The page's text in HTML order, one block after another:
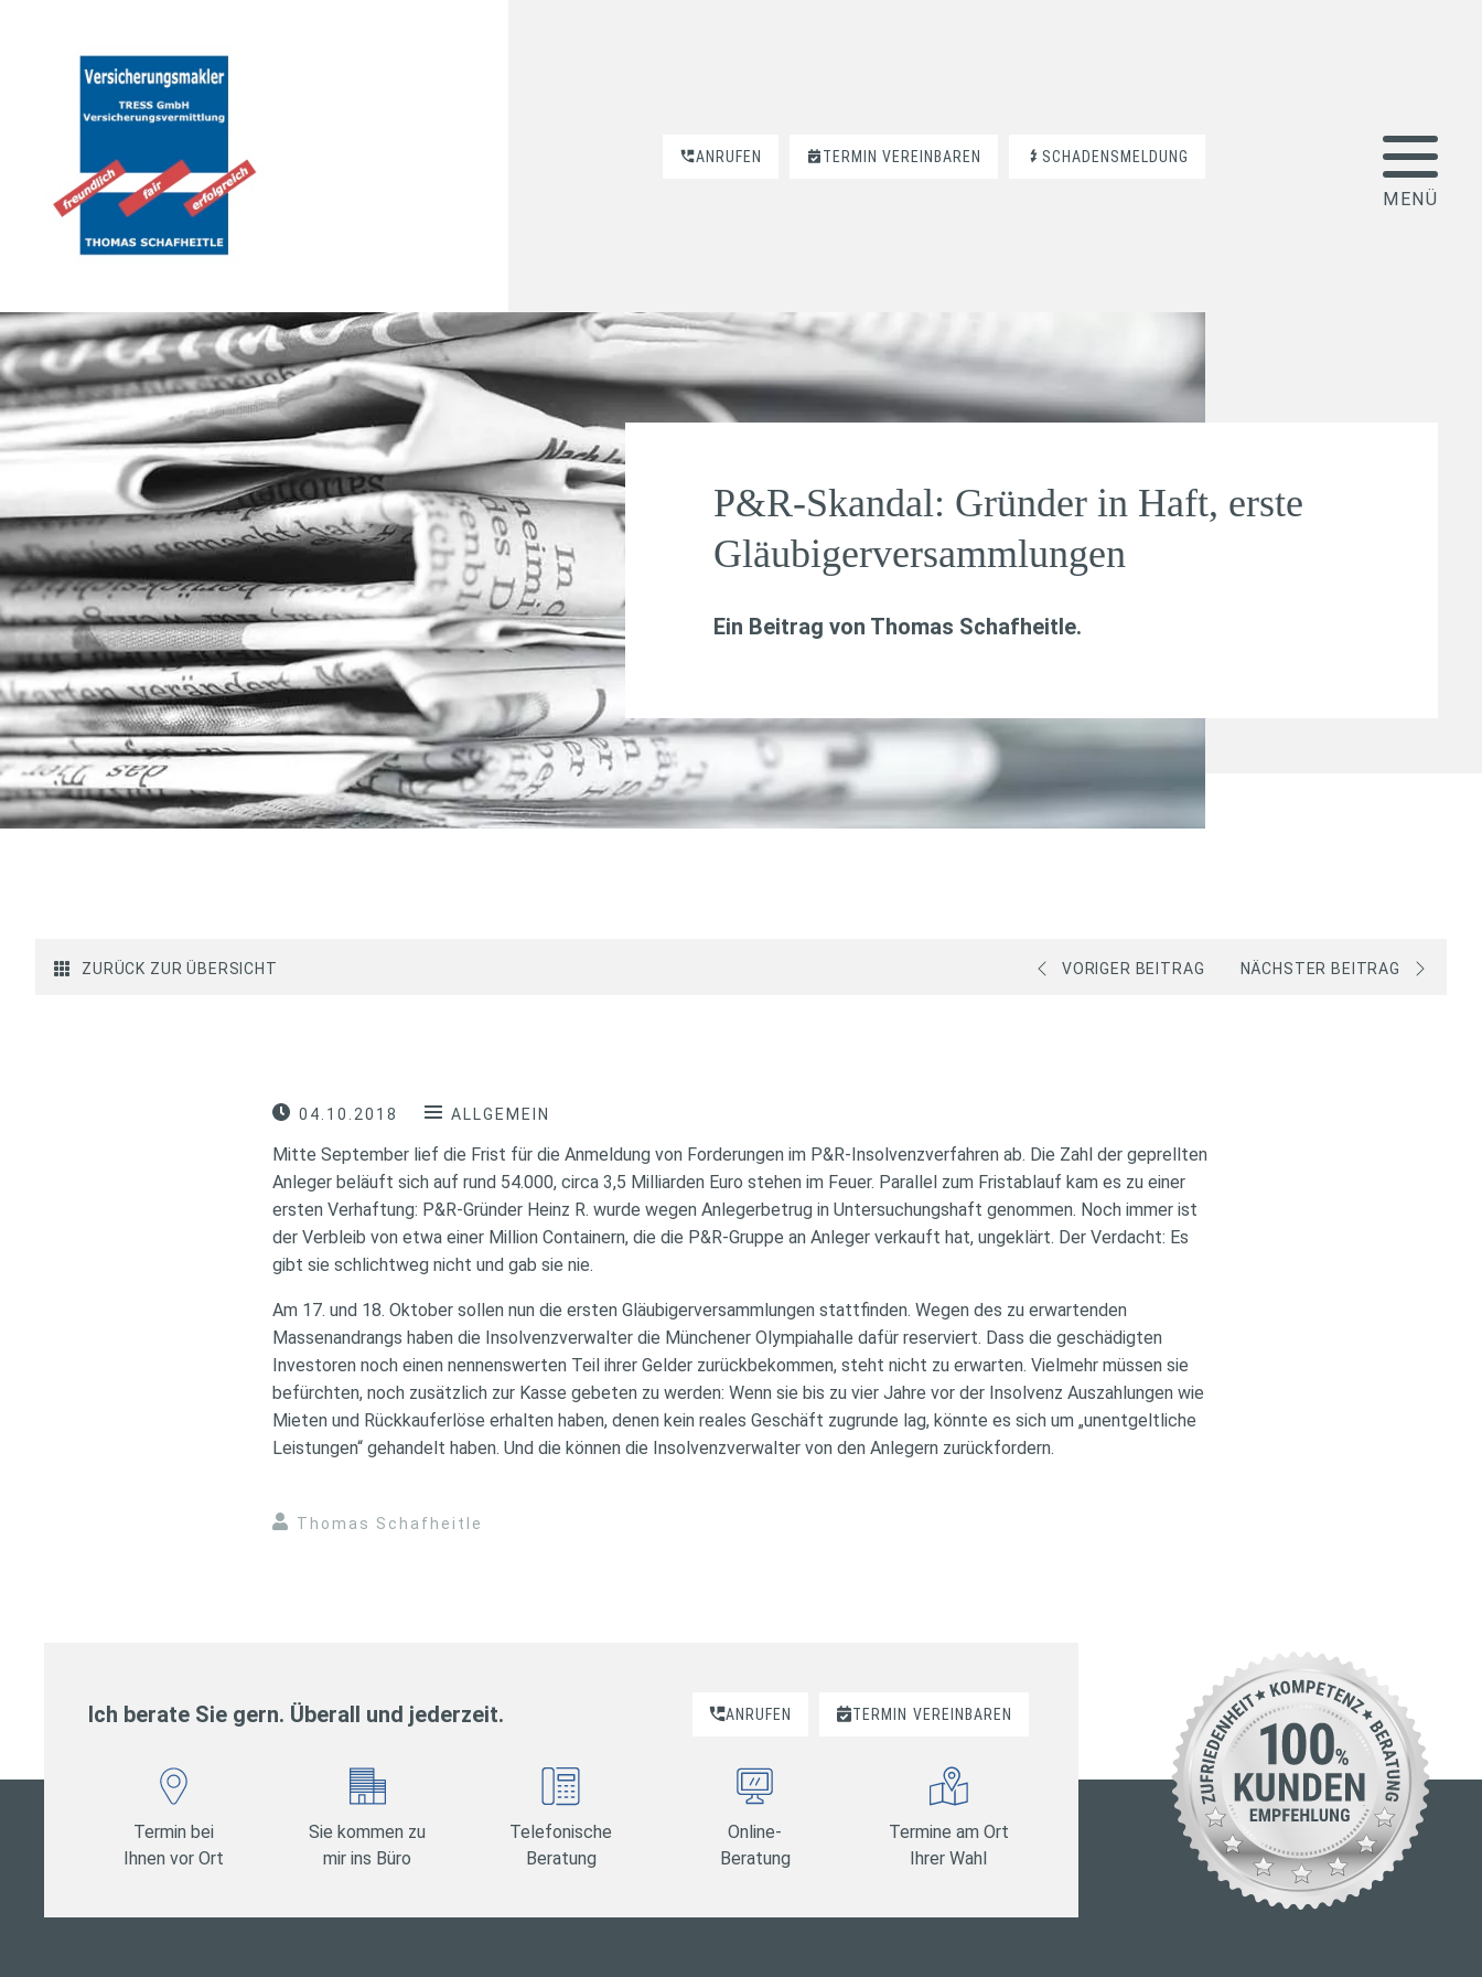
ANRUFEN TERMIN VEREINBAREN SCHADENSMELDUNG
P&R-Skandal: Gründer in Haft, erste
Gläubigerversammlungen
Ein Beitrag von Thomas Schafheitle.
ZURÜCK ZUR ÜBERSICHT VORIGER BEITRAG NÄCHSTER BEITRAG
04.10.2018 ALLGEMEIN
Mitte September lief die Frist für die Anmeldung von Forderungen im P&R-Insolvenzverfahren ab. Die Zahl der geprellten
Anleger beläuft sich auf rund 54.000, circa 3,5 Milliarden Euro stehen im Feuer. Parallel zum Fristablauf kam es zu einer
ersten Verhaftung: P&R-Gründer Heinz R. wurde wegen Anlegerbetrug in Untersuchungshaft genommen. Noch immer ist
der Verbleib von etwa einer Million Containern, die die P&R-Gruppe an Anleger verkauft hat, ungeklärt. Der Verdacht: Es
gibt sie schlichtweg nicht und gab sie nie.
Am 17. und 18. Oktober sollen nun die ersten Gläubigerversammlungen stattfinden. Wegen des zu erwartenden
Massenandrangs haben die Insolvenzverwalter die Münchener Olympiahalle dafür reserviert. Dass die geschädigten
Investoren noch einen nennenswerten Teil ihrer Gelder zurückbekommen, steht nicht zu erwarten. Vielmehr müssen sie
befürchten, noch zusätzlich zur Kasse gebeten zu werden: Wenn sie bis zu vier Jahre vor der Insolvenz Auszahlungen wie
Mieten und Rückkauferlöse erhalten haben, denen kein reales Geschäft zugrunde lag, könnte es sich um „unentgeltliche
Leistungen“ gehandelt haben. Und die können die Insolvenzverwalter von den Anlegern zurückfordern.
Thomas Schafheitle
Ich berate Sie gern. Überall und jederzeit. ANRUFEN TERMIN VEREINBAREN
Termin bei
Ihnen vor Ort
Sie kommen zu
mir ins Büro
Telefonische
Beratung
Online-
Beratung
Termine am Ort
Ihrer Wahl